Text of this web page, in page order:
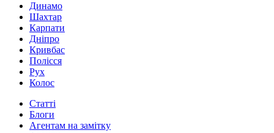
Динамо
Шахтар
Карпати
Дніпро
Кривбас
Полісся
Рух
Колос
Статті
Блоги
Агентам на замітку